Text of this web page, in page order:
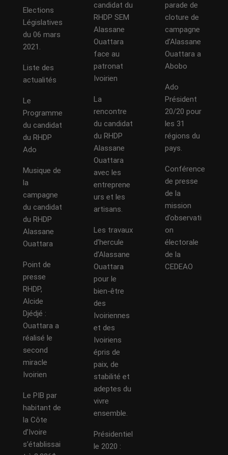
Elections
Législatives
du 06 mars
2021.
Liste des
actualités
Le
Programme
du candidat
du RHDP
Ado
Musique de
la
campagne
du candidat
du RHDP
Alassane
Ouattara
Point de
presse
RHDP,
Alcide
Djédjé :
Ouattara a
réalisé le
second
miracle
Ivoirien
Le PIB par
habitant de
la Côte
d’Ivoire
s’établissai
candidat du
RHDP SEM
Alassane
Ouattara
face au
patronat
Ivoirien
La
rencontre
du candidat
du RHDP
Alassane
Ouattara
avec les
entreprene
urs et les
artisans.
Les travaux
d’hercule
d’Alassane
Ouattara
pour le
bien-être
des
Ivoiriennes
et des
Ivoiriens
épris de
paix, de
stabilité et
adeptes du
vivre
ensemble.
Présidentiel
le 2020 :
parade de
cloture de
campagne
d’Alassane
Ouattara a
Abobo
Ado
Président
20/20 pour
les 31
régions du
pays.
Conférence
de presse
de la
mission
d’observati
on
électorale
de la
CEDEAO